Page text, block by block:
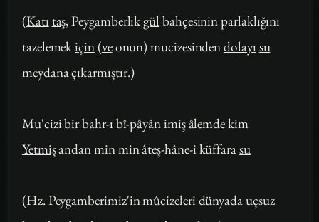
(Katı taş, Peygamberlikgül bahçesinin parlaklığını
tazelemekiçin(veonun) mucizesindendolayı su
meydana çıkarmıştır.)
Mu'cizibirbahr-ı bî-pâyân imiş âlemdekim
Yetmişandan min min âteş-hâne-i küffarasu
(Hz. Peygamberimiz'in mûcizeleri dünyada uçsuz